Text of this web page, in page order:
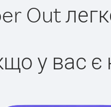
Out
у вас є